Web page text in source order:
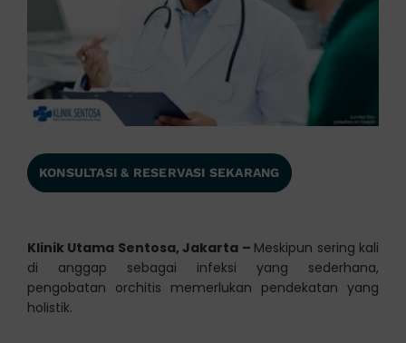
KONSULTASI & RESERVASI SEKARANG
Klinik Utama Sentosa, Jakarta – Meskipun sering kali
di anggap sebagai infeksi yang sederhana,
pengobatan orchitis memerlukan pendekatan yang
holistik.